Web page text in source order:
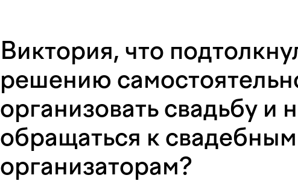
Виктория, что
решению
организовать свадьбу и
обращаться к свадебным
организаторам?